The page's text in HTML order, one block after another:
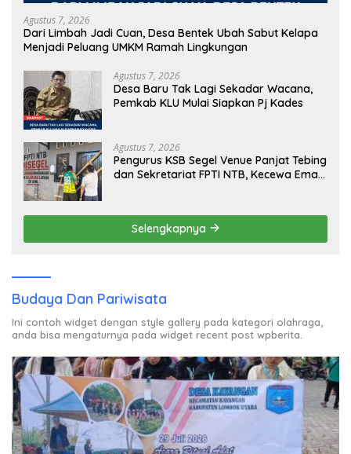
Agustus 7, 2026
Dari Limbah Jadi Cuan, Desa Bentek Ubah Sabut Kelapa
Menjadi Peluang UMKM Ramah Lingkungan
Agustus 7, 2026
Desa Baru Tak Lagi Sekadar Wacana,
Pemkab KLU Mulai Siapkan Pj Kades
Agustus 7, 2026
Pengurus KSB Segel Venue Panjat Tebing
dan Sekretariat FPTI NTB, Kecewa Emas
Selengkapnya
Budaya Dan Pariwisata
Ini contoh widget dengan style gallery pada kategori olahraga,
anda bisa mengaturnya pada widget recent post wpberita.